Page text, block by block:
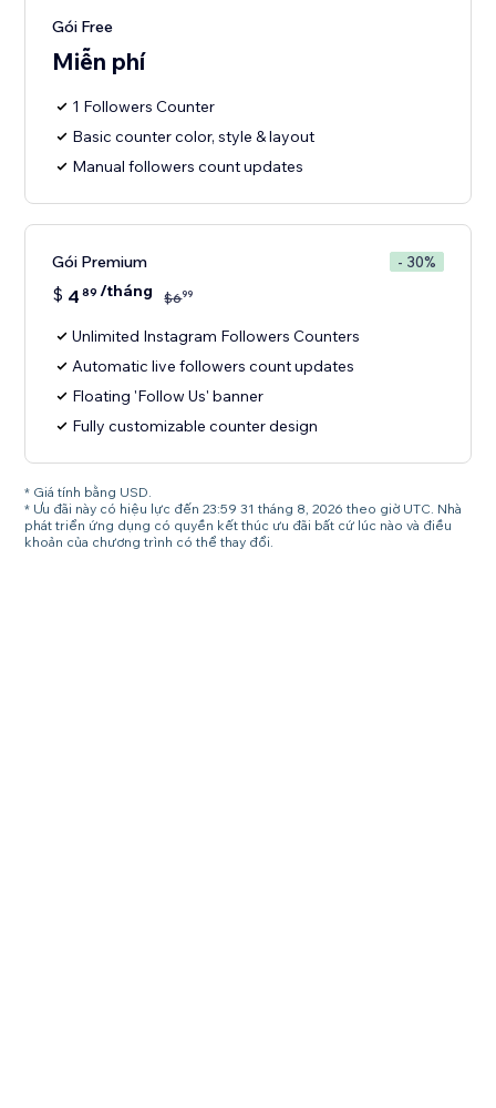
Gói Free
Miễn phí
1 Followers Counter
Basic counter color, style & layout
Manual followers count updates
Gói Premium - 30%
$ 4 89 /tháng $699
Unlimited Instagram Followers Counters
Automatic live followers count updates
Floating 'Follow Us' banner
Fully customizable counter design
* Giá tính bằng USD.
* Ưu đãi này có hiệu lực đến 23:59 31 tháng 8, 2026 theo giờ UTC. Nhà
phát triển ứng dụng có quyền kết thúc ưu đãi bất cứ lúc nào và điều
khoản của chương trình có thể thay đổi.